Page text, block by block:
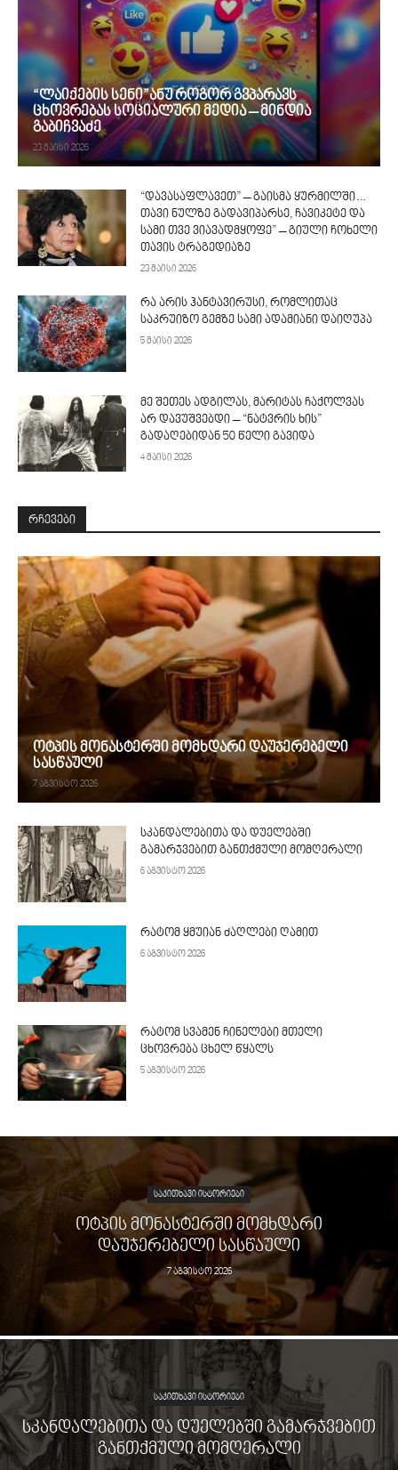
“ლაიქების სენი”ანუ როგორ გვპარავს
ცხოვრებას სოციალური მედია – მინდია
გაბიჩვაძე
23 მაისი 2026
“დავასაფლავეთ” – გაისმა ყურმილში…
თავი ნულზე გადავიპარსე, ჩავიკეტე და
სამი თვე ვიავადმყოფე” – გიული ჩოხელი
თავის ტრაგედიაზე
23 მაისი 2026
რა არის ჰანტავირუსი, რომლითაც
საკრუიზო გემზე სამი ადამიანი დაიღუპა
5 მაისი 2026
მე შეთეს ადგილას, მარიტას ჩაქოლვას
არ დავუშვებდი – “ნატვრის ხის”
გადაღებიდან 50 წელი გავიდა
4 მაისი 2026
ᲠᲩᲔᲕᲔᲑᲘ
ოტპის მონასტერში მომხდარი დაუჯერებელი
სასწაული
7 აგვისტო 2026
სკანდალებითა და დუელებში
გამარჯვებით განთქმული მომღერალი
6 აგვისტო 2026
რატომ ყმუიან ძაღლები ღამით
6 აგვისტო 2026
რატომ სვამენ ჩინელები მთელი
ცხოვრება ცხელ წყალს
5 აგვისტო 2026
ᲡᲐᲙᲘᲗᲮᲐᲕᲘ ᲘᲡᲢᲝᲠᲘᲔᲑᲘ
ᲝᲢᲞᲘᲡ ᲛᲝᲜᲐᲡᲢᲔᲠᲨᲘ ᲛᲝᲛᲮᲓᲐᲠᲘ
ᲓᲐᲣᲯᲔᲠᲔᲑᲔᲚᲘ ᲡᲐᲡᲬᲐᲣᲚᲘ
7 აგვისტო 2026
ᲡᲐᲙᲘᲗᲮᲐᲕᲘ ᲘᲡᲢᲝᲠᲘᲔᲑᲘ
ᲡᲙᲐᲜᲓᲐᲚᲔᲑᲘᲗᲐ ᲓᲐ ᲓᲣᲔᲚᲔᲑᲨᲘ ᲒᲐᲛᲐᲠᲯᲕᲔᲑᲘᲗ
ᲒᲐᲜᲗᲥᲛᲣᲚᲘ ᲛᲝᲛᲦᲔᲠᲐᲚᲘ